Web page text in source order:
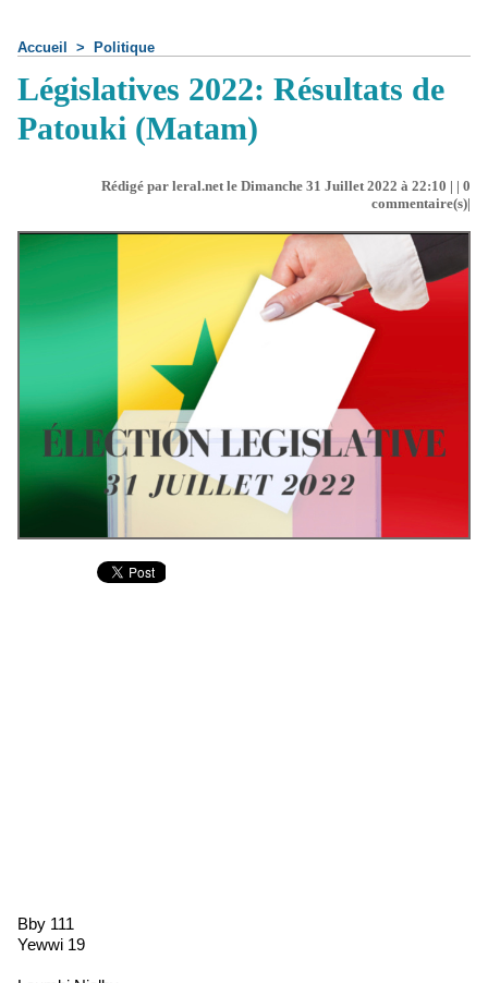
Accueil > Politique
Législatives 2022: Résultats de
Patouki (Matam)
Rédigé par leral.net le Dimanche 31 Juillet 2022 à 22:10 | | 0
commentaire(s)|
Bby 111
Yewwi 19